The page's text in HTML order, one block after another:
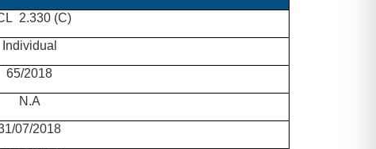
2.330 (C)
Individual
65/2018
N.A
07/2018